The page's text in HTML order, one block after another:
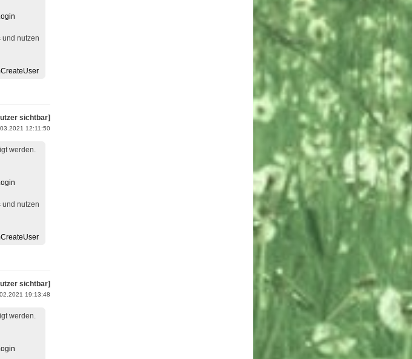
nutzen
sichtbar]
12:11:50
werden.
nutzen
sichtbar]
19:13:48
werden.